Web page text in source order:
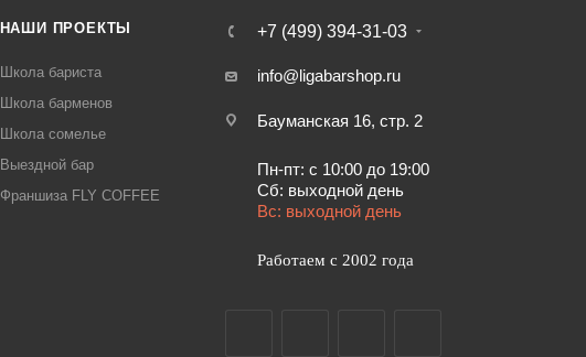
НАШИ ПРОЕКТЫ
Школа бариста
Школа барменов
Школа сомелье
Выездной бар
Франшиза FLY COFFEE
+7 (499) 394-31-03
info@ligabarshop.ru
Бауманская 16, стр. 2
Пн-пт: с 10:00 до 19:00
Сб: выходной день
Вс: выходной день
Работаем с 2002 года